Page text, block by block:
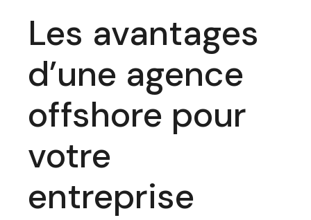
Les avantages
d’une agence
offshore pour
votre
entreprise